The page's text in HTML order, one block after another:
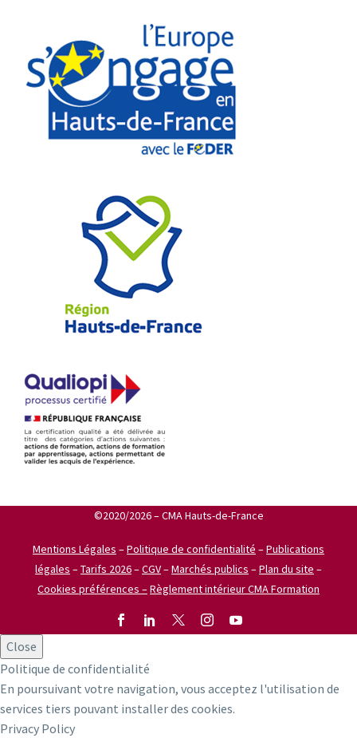
©2020/2026 – CMA Hauts-de-France
Mentions Légales –Politique de confidentialité –Publications
légales –Tarifs 2026–CGV–Marchés publics –Plan du site –
Cookies préférences –Règlement intérieur CMA Formation
Close
Politique de confidentialité
En poursuivant votre navigation, vous acceptez l'utilisation de
services tiers pouvant installer des cookies.
Privacy Policy